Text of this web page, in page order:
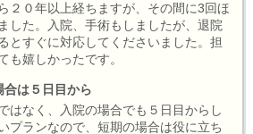
２０年以上経ちますが、その間に3回ほ
した。入院、手術もしましたが、退院
とすぐに対応してくださいました。担
も嬉しかったです。
合は５日目から
はなく、入院の場合でも５日目からし
プランなので、短期の場合は役に立ち